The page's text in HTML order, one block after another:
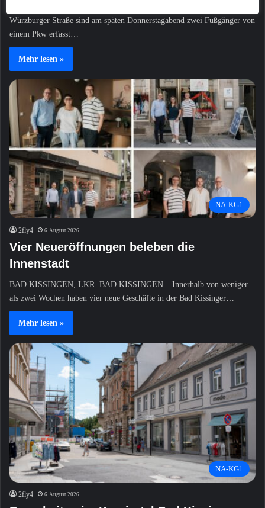
Würzburger Straße sind am späten Donnerstagabend zwei Fußgänger von
einem Pkw erfasst…
Mehr lesen »
NA-KG1
2fly4 6. August 2026
Vier Neueröffnungen beleben die
Innenstadt
BAD KISSINGEN, LKR. BAD KISSINGEN – Innerhalb von weniger
als zwei Wochen haben vier neue Geschäfte in der Bad Kissinger…
Mehr lesen »
NA-KG1
2fly4 6. August 2026